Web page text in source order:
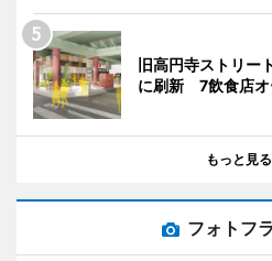
旧高円寺ストリー
に刷新 7飲食店オ
もっと見る
フォトフ